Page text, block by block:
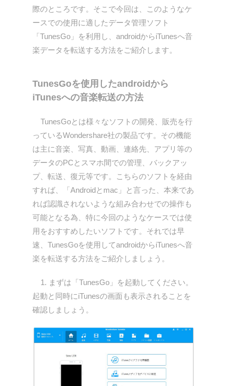
際のところです。そこで今回は、このようなケ
ースでの使用に適したデータ管理ソフト
「TunesGo」を利用し、androidからiTunesへ音
楽データを転送する方法をご紹介します。
TunesGoを使用したandroidから
iTunesへの音楽転送の方法
TunesGoとは様々なソフトの開発、販売を行
っているWondershare社の製品です。その機能
は主に音楽、写真、動画、連絡先、アプリ等の
データのPCとスマホ間での管理、バックアッ
プ、転送、復元等です。こちらのソフトを経由
すれば、「Androidとmac」と言った、本来であ
れば認識されないような組み合わせでの操作も
可能となる為、特に今回のようなケースでは使
用をおすすめしたいソフトです。それでは早
速、TunesGoを使用してandroidからiTunesへ音
楽を転送する方法をご紹介しましょう。
1. まずは「TunesGo」を起動してください。
起動と同時にiTunesの画面も表示されることを
確認しましょう。